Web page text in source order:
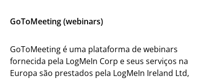
GoToMeeting (webinars)
GoToMeeting é uma plataforma de webinars
fornecida pela LogMeIn Corp e seus serviços na
Europa são prestados pela LogMeIn Ireland Ltd,